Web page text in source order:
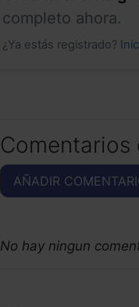
completo ahora.
¿Ya estás registrado?
Comentarios
AÑADIR
No hay ningun